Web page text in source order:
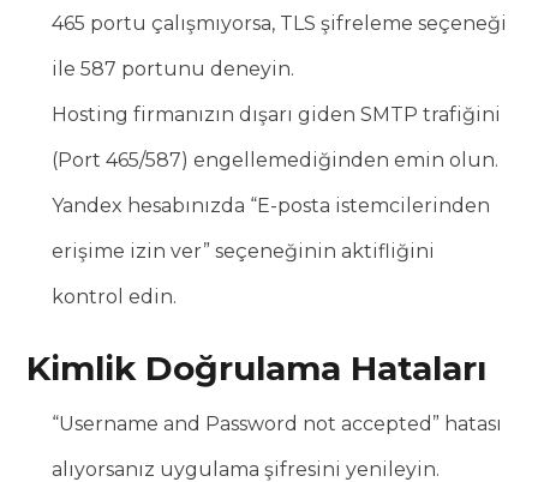
465 portu çalışmıyorsa, TLS şifreleme seçeneği
ile 587 portunu deneyin.
Hosting firmanızın dışarı giden SMTP trafiğini
(Port 465/587) engellemediğinden emin olun.
Yandex hesabınızda “E-posta istemcilerinden
erişime izin ver” seçeneğinin aktifliğini
kontrol edin.
Kimlik Doğrulama Hataları
“Username and Password not accepted” hatası
alıyorsanız uygulama şifresini yenileyin.